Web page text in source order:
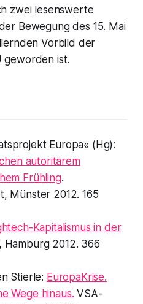
zwei lesenswerte
Bewegung des 15. Mai
Vorbild der
geworden ist.
Europa« (Hg):
autoritärem
Frühling.
Münster 2012. 165
Kapitalismus in der
Hamburg 2012. 366
Stierle: EuropaKrise.
Wege hinaus. VSA-